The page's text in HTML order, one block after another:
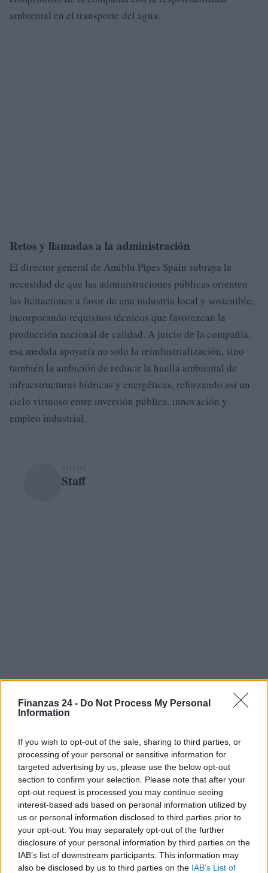
Finanzas 24 - Do Not Process My Personal
Information
If you wish to opt-out of the sale, sharing to third parties, or
processing of your personal or sensitive information for
targeted advertising by us, please use the below opt-out
section to confirm your selection. Please note that after your
opt-out request is processed you may continue seeing
interest-based ads based on personal information utilized by
us or personal information disclosed to third parties prior to
your opt-out. You may separately opt-out of the further
disclosure of your personal information by third parties on the
IAB’s list of downstream participants. This information may
also be disclosed by us to third parties on the IAB’s List of
ambiental en el transporte del agua.
Retos y llamadas a la administración
El director general de Amiblu Pipes Spain subraya la
necesidad de que las administraciones públicas orienten
las licitaciones a favor de una industria local y sostenible,
incorporando requisitos técnicos que favorezcan la
producción nacional de calidad. A juicio de la compañía,
esa medida apoyaría no solo la reindustrialización, sino
también la ambición de reducir la huella ambiental de
infraestructuras hídricas y energéticas, reforzando así un
ciclo virtuoso entre inversión pública, innovación y
empleo industrial.
AUTOR
Staff
Sigue leyendo
FINANZAS